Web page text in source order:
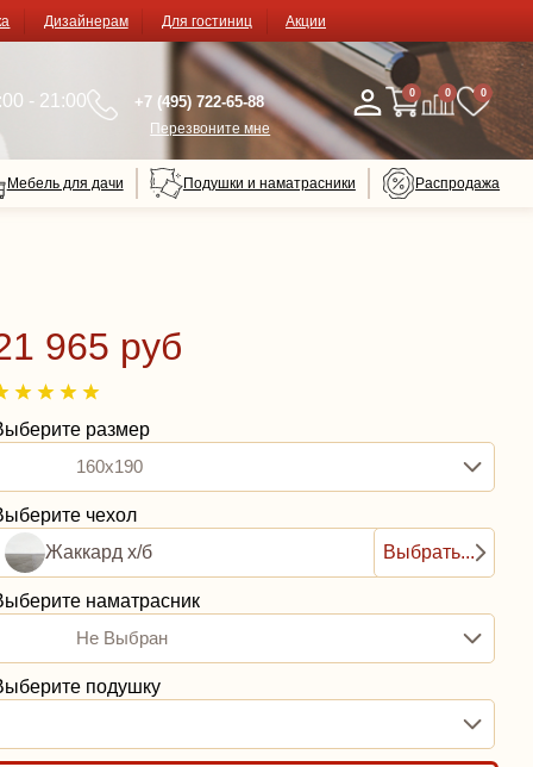
Дизайнерам Для гостиниц Акции
- 21:00 +7 (495) 722-65-88
Перезвоните мне
0 0 0
Мебель для дачи Подушки и наматрасники Распродажа
965 руб
размер
160x190
чехол
Жаккард х/б
Выбрать...
наматрасник
Не Выбран
подушку